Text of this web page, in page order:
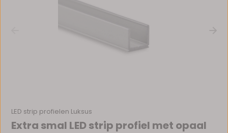
LED strip profielen Luksus
Extra smal LED strip profiel met opaal